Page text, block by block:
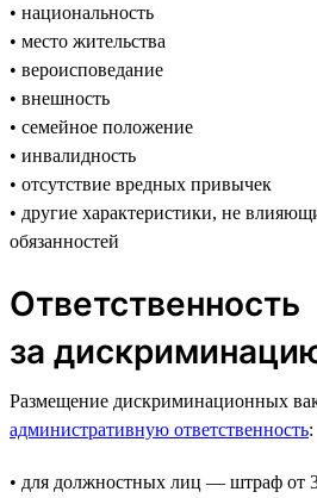
• национальность
• место жительства
• вероисповедание
• внешность
• семейное положение
• инвалидность
• отсутствие вредных привычек
• другие характеристики, не
обязанностей
Ответственность
за
Размещение дискриминационных
административную ответственность:
• для должностных лиц — штраф от